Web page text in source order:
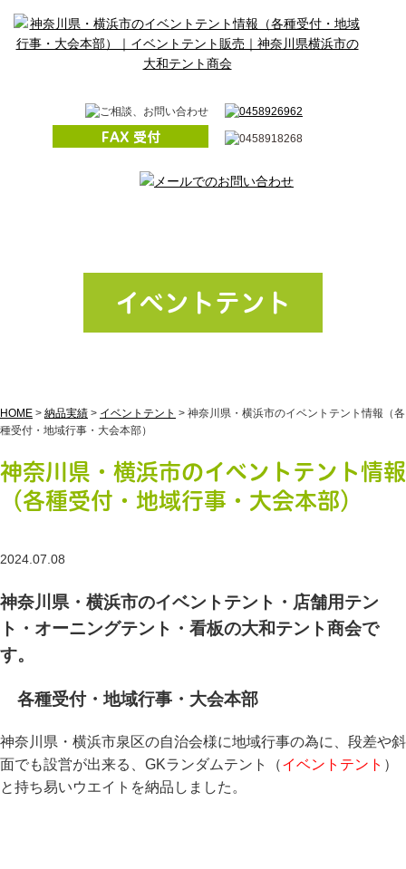
イベントテント
HOME > 納品実績 > イベントテント > 神奈川県・横浜市のイベントテント情報（各
種受付・地域行事・大会本部）
神奈川県・横浜市のイベントテント情報
（各種受付・地域行事・大会本部）
2024.07.08
神奈川県・横浜市のイベントテント・店舗用テン
ト・オーニングテント・看板の大和テント商会で
す。
各種受付・地域行事・大会本部
神奈川県・横浜市泉区の自治会様に地域行事の為に、段差や斜
面でも設営が出来る、GKランダムテント（イベントテント ）
と持ち易いウエイトを納品しました。